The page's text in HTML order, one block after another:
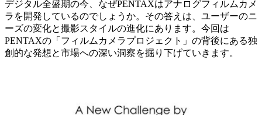
デジタル全盛期の今、なぜPENTAXはアナログフィルムカメ
ラを開発しているのでしょうか。その答えは、ユーザーのニ
ーズの変化と撮影スタイルの進化にあります。今回は
PENTAXの「フィルムカメラプロジェクト」の背後にある独
創的な発想と市場への深い洞察を掘り下げていきます。